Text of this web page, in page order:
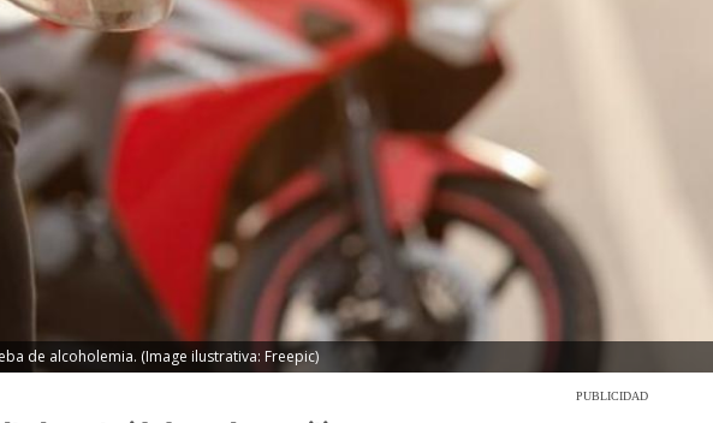
de alcoholemia. (Image ilustrativa: Freepic)
PUBLICIDAD